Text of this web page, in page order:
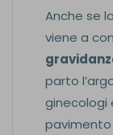
Anche se
viene a
parto
ginecologi